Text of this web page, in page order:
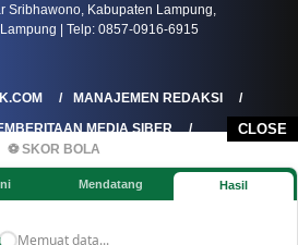
CLOSE
⚽ SKOR BOLA
Mendatang Hasil
Memuat data...
Sribhawono, Kabupaten Lampung,
| Telp: 0857-0916-6915
MANAJEMEN REDAKSI
MEDIA SIBER
RAMAH ANAK
KEBIJAKAN IKLAN / ADVERTORIAL